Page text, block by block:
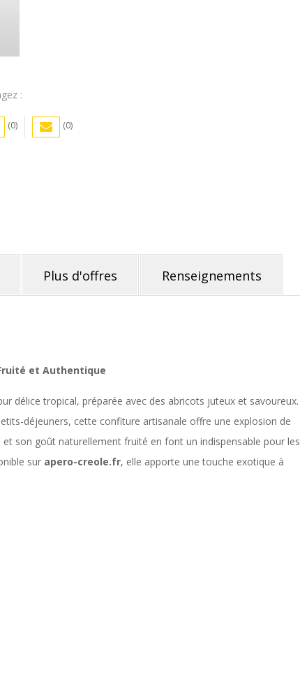
:
(0) (0)
Plus d'offres Renseignements
et Authentique
délice tropical, préparée avec des abricots juteux et savoureux.
déjeuners, cette confiture artisanale offre une explosion de
son goût naturellement fruité en font un indispensable pour les
sur apero-creole.fr, elle apporte une touche exotique à